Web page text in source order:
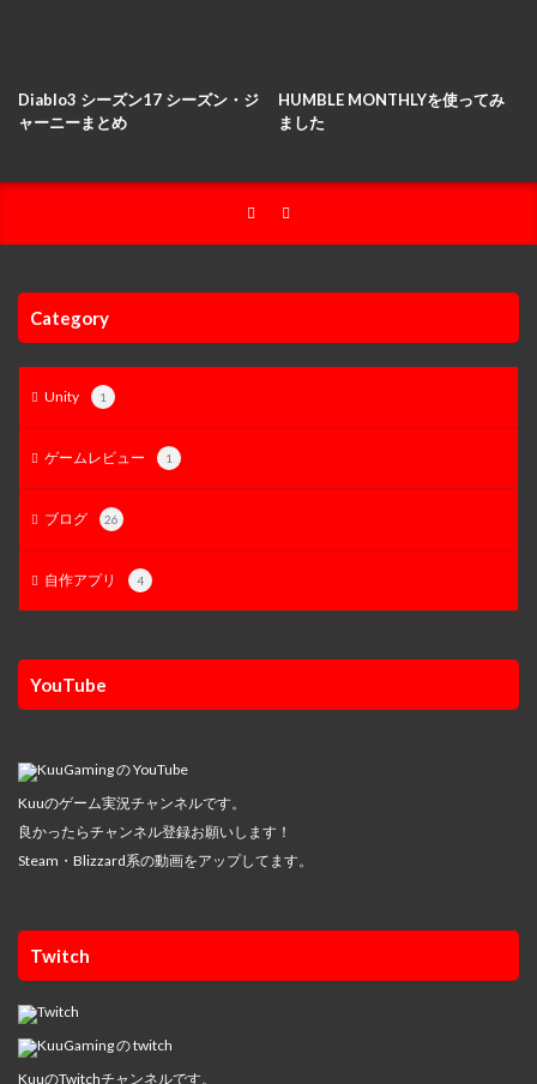
Diablo3 シーズン17 シーズン・ジ
ャーニーまとめ
HUMBLE MONTHLYを使ってみ
ました
Category
Unity 1
ゲームレビュー 1
ブログ 26
自作アプリ 4
YouTube
Kuuのゲーム実況チャンネルです。
良かったらチャンネル登録お願いします！
Steam・Blizzard系の動画をアップしてます。
Twitch
KuuのTwitchチャンネルです。